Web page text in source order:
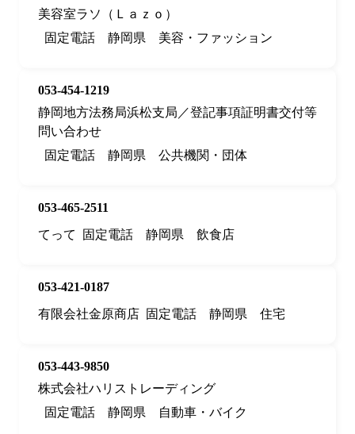
美容室ラソ（Ｌａｚｏ）
固定電話
静岡県 美容・ファッション
053-454-1219
静岡地方法務局浜松支局／登記事項証明書交付等
問い合わせ
固定電話
静岡県 公共機関・団体
053-465-2511
てって
固定電話 静岡県 飲食店
053-421-0187
有限会社金原商店 固定電話 静岡県 住宅
053-443-9850
株式会社ハリストレーディング
固定電話
静岡県 自動車・バイク